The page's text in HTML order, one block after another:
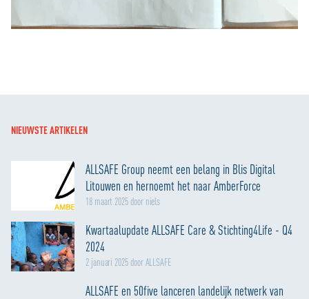
NIEUWSTE ARTIKELEN
ALLSAFE Group neemt een belang in Blis Digital
Litouwen en hernoemt het naar AmberForce
18 maart 2025 door niels
Kwartaalupdate ALLSAFE Care & Stichting4Life - Q4
2024
2 januari 2025 door ALLSAFE
ALLSAFE en 50five lanceren landelijk netwerk van